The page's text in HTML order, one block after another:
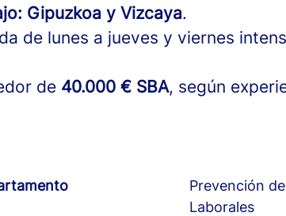
Gipuzkoa y Vizcaya.
de lunes a jueves y viernes
de 40.000 € SBA, según
Prevención
Laborales